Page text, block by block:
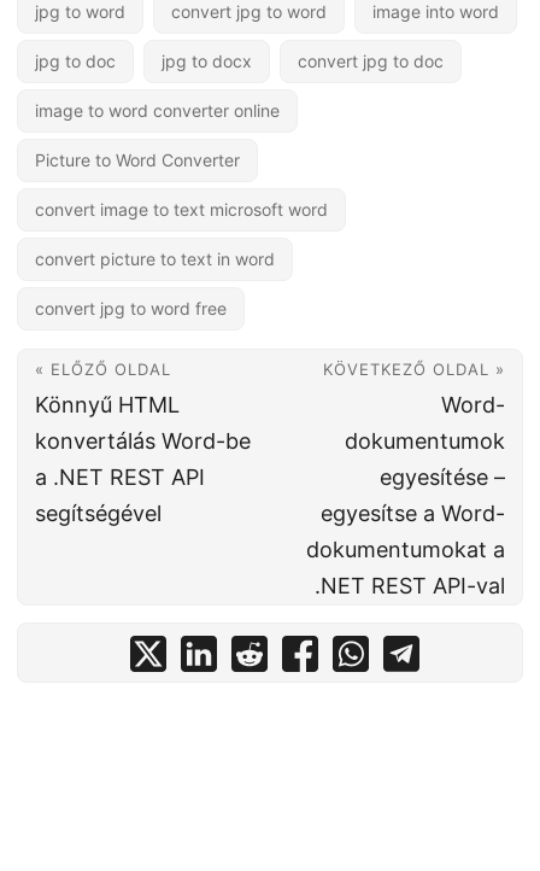
jpg to word convert jpg to word image into word
jpg to doc jpg to docx convert jpg to doc
image to word converter online
Picture to Word Converter
convert image to text microsoft word
convert picture to text in word
convert jpg to word free
« ELŐZŐ OLDAL
Könnyű HTML
konvertálás Word-be
a .NET REST API
segítségével
KÖVETKEZŐ OLDAL »
Word-
dokumentumok
egyesítése –
egyesítse a Word-
dokumentumokat a
.NET REST API-val